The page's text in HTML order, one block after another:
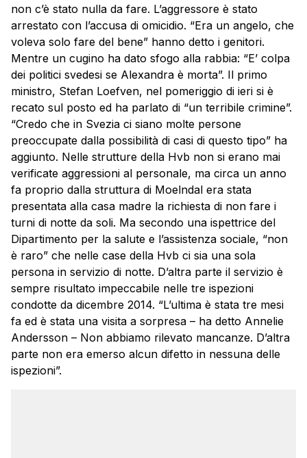
non c’è stato nulla da fare. L’aggressore è stato
arrestato con l’accusa di omicidio. “Era un angelo, che
voleva solo fare del bene” hanno detto i genitori.
Mentre un cugino ha dato sfogo alla rabbia: “E’ colpa
dei politici svedesi se Alexandra è morta”. Il primo
ministro, Stefan Loefven, nel pomeriggio di ieri si è
recato sul posto ed ha parlato di “un terribile crimine”.
“Credo che in Svezia ci siano molte persone
preoccupate dalla possibilità di casi di questo tipo” ha
aggiunto. Nelle strutture della Hvb non si erano mai
verificate aggressioni al personale, ma circa un anno
fa proprio dalla struttura di Moelndal era stata
presentata alla casa madre la richiesta di non fare i
turni di notte da soli. Ma secondo una ispettrice del
Dipartimento per la salute e l’assistenza sociale, “non
è raro” che nelle case della Hvb ci sia una sola
persona in servizio di notte. D’altra parte il servizio è
sempre risultato impeccabile nelle tre ispezioni
condotte da dicembre 2014. “L’ultima è stata tre mesi
fa ed è stata una visita a sorpresa – ha detto Annelie
Andersson – Non abbiamo rilevato mancanze. D’altra
parte non era emerso alcun difetto in nessuna delle
ispezioni”.